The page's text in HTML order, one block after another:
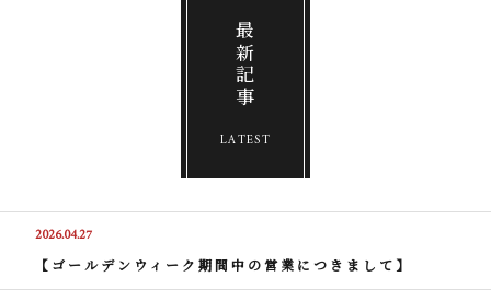
最新記事
LATEST
2026.04.27
【ゴールデンウィーク期間中の営業につきまして】